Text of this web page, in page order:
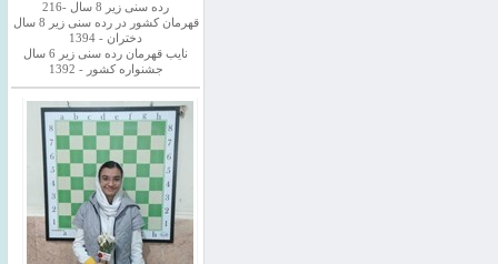
رده سنی زیر 8 سال -216
قهرمان کشور در رده سنی زیر 8 سال
دختران - 1394
نایب قهرمان رده سنی زیر 6 سال
جشنواره کشور - 1392